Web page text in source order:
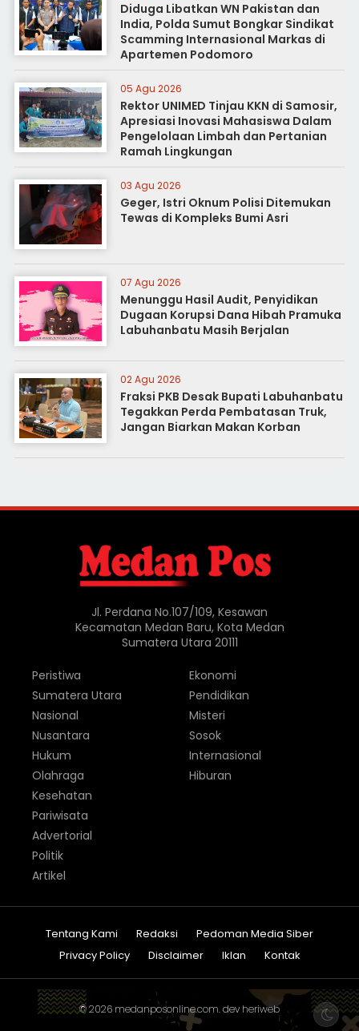
Diduga Libatkan WN Pakistan dan
India, Polda Sumut Bongkar Sindikat
Scamming Internasional Markas di
Apartemen Podomoro
05 Agu 2026
Rektor UNIMED Tinjau KKN di Samosir,
Apresiasi Inovasi Mahasiswa Dalam
Pengelolaan Limbah dan Pertanian
Ramah Lingkungan
03 Agu 2026
Geger, Istri Oknum Polisi Ditemukan
Tewas di Kompleks Bumi Asri
07 Agu 2026
Menunggu Hasil Audit, Penyidikan
Dugaan Korupsi Dana Hibah Pramuka
Labuhanbatu Masih Berjalan
02 Agu 2026
Fraksi PKB Desak Bupati Labuhanbatu
Tegakkan Perda Pembatasan Truk,
Jangan Biarkan Makan Korban
Jl. Perdana No.107/109, Kesawan
Kecamatan Medan Baru, Kota Medan
Sumatera Utara 20111
Peristiwa
Sumatera Utara
Nasional
Nusantara
Hukum
Olahraga
Ekonomi
Pendidikan
Misteri
Sosok
Internasional
Hiburan
Kesehatan
Pariwisata
Advertorial
Politik
Artikel
Tentang Kami Redaksi
Pedoman Media Siber
Privacy Policy
Disclaimer Iklan Kontak
© 2026 medanposonline.com. dev heriweb